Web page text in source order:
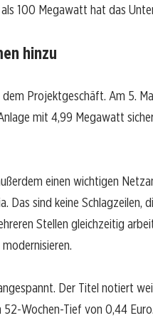
100 Megawatt hat das
hinzu
Projektgeschäft. Am 5.
mit 4,99 Megawatt
einen wichtigen
Das sind keine Schlagzeilen,
Stellen gleichzeitig
Der Titel notiert
Wochen-Tief von 0,44